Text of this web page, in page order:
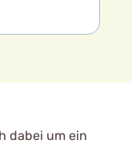
dabei um ein